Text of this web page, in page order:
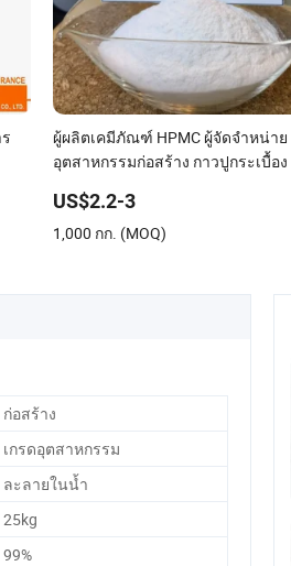
ผู้ผลิตเคมีภัณฑ์ HPMC ผู้จัดจำหน่าย
อุตสาหกรรมก่อสร้าง กาวปูกระเบื้อง
US$2.2-3
1,000 กก. (MOQ)
ก่อสร้าง
เกรดอุตสาหกรรม
ละลายในน้ำ
25kg
99%